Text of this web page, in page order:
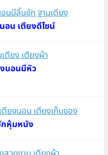
อน เตียงดีไซน์
นอนมีหัว
หุ้มหนัง